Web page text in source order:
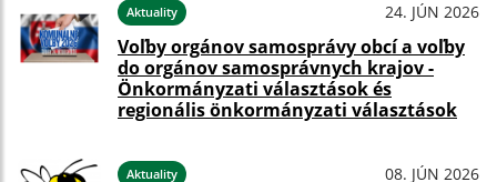
Aktuality 24. JÚN 2026
Voľby orgánov samosprávy obcí a voľby
do orgánov samosprávnych krajov -
Önkormányzati választások és
regionális önkormányzati választások
Aktuality 08. JÚN 2026